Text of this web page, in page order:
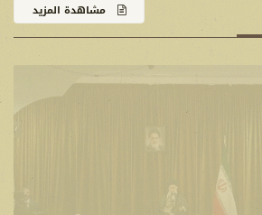
مشاهدة المزيد